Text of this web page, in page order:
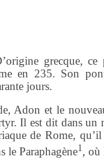
grecque, ce
en 235. Son
jours.
Adon et le
Il est dit dans un
de Rome,
le Paraphagène1 , où